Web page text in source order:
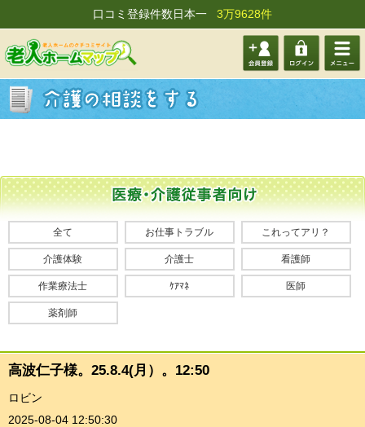
口コミ登録件数日本一 3万9628件
会員登 ログイ メニュ
全て お仕事トラブル これってアリ？
介護体験 介護士 看護師
作業療法士 ｹｱﾏﾈ 医師
薬剤師
高波仁子様。25.8.4(月）。12:50
ロビン
2025-08-04 12:50:30